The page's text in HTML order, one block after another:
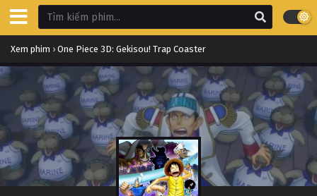
Xem phim › One Piece 3D: Gekisou! Trap Coaster